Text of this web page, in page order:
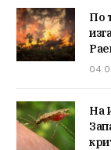
По
На